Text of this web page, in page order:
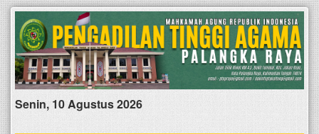
Senin, 10 Agustus 2026